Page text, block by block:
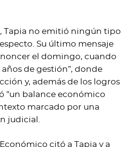
Tapia no emitió ningún tipo
Su último mensaje
el domingo, cuando
años de gestión”, donde
y, además de los logros
”un balance económico
marcado por una
judicial.
citó a Tapia y a